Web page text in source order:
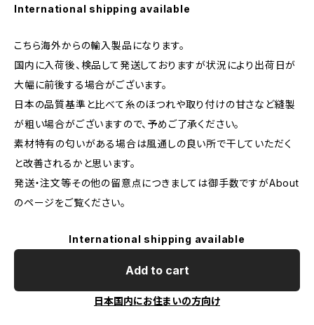
International shipping available
こちら海外からの輸入製品になります。
国内に入荷後、検品して発送しておりますが状況により出荷日が
大幅に前後する場合がございます。
日本の品質基準と比べて糸のほつれや取り付けの甘さなど縫製
が粗い場合がございますので、予めご了承ください。
素材特有の匂いがある場合は風通しの良い所で干していただく
と改善されるかと思います。
発送・注文等その他の留意点につきましては御手数ですがAbout
のページをご覧ください。
International shipping available
Add to cart
日本国内にお住まいの方向け